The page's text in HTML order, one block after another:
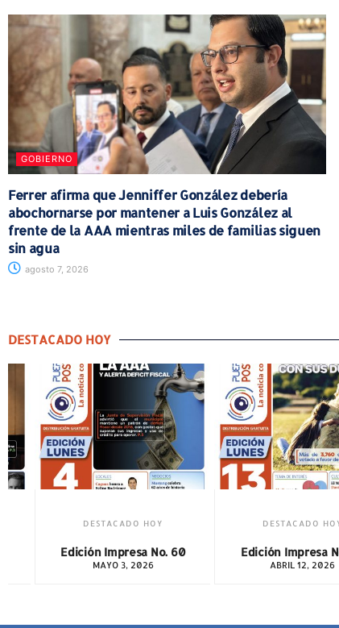
GOBIERNO
Ferrer afirma que Jenniffer González debería
abochornarse por mantener a Luis González al
frente de la AAA mientras miles de familias siguen
sin agua
agosto 7, 2026
DESTACADO HOY
Impresa No. 60 Edición Impresa No. 59